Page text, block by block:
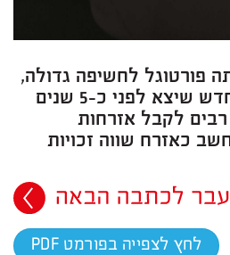
פורטוגל לחשיפה גדולה,
בייחוד בשל החוק החדש שיצא לפני כ-5 שנים
לקבל אזרחות
כאזרח שווה זכויות
לחץ לצפייה בפורמט PDF